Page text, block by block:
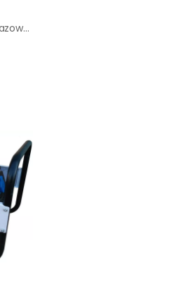
Agregat prądotwórczy 3-fazowy Chicago Pneumatic cppg 4.5P 3f